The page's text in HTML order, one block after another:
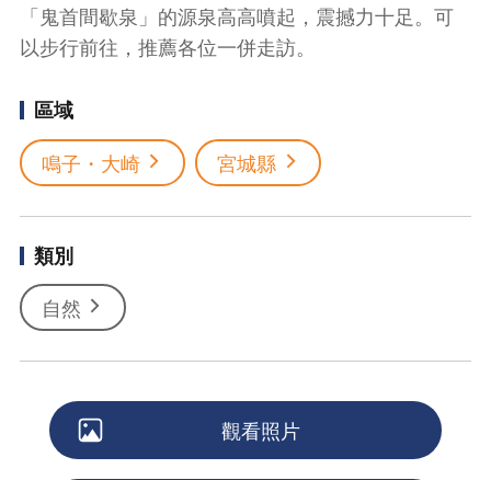
「鬼首間歇泉」的源泉高高噴起，震撼力十足。可
以步行前往，推薦各位一併走訪。
區域
鳴子・大崎
宮城縣
類別
自然
觀看照片